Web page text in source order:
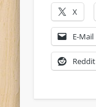
X
E-Mail
Reddit